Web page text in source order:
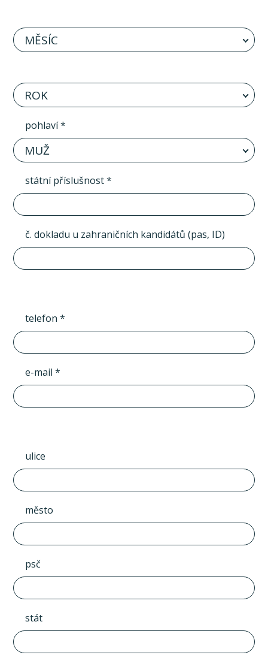
MĚSÍC
ROK
pohlaví *
MUŽ
státní příslušnost *
č. dokladu u zahraničních kandidátů (pas, ID)
telefon *
e-mail *
ulice
město
psč
stát